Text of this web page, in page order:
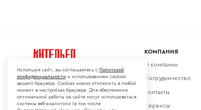
Мы в социальных сетях:
КОМПАНИЯ
О компании
Сотрудничество
Контакты
Сервисы
Используя сайт, вы соглашаетесь с Политикой
конфиденциальности и использованием cookies
вашего браузера. Cookies можно отключить в любой
момент в настройках браузера. Для обеспечения
оптимальной работы на сайте могут использоваться
системы веб-аналитики (в том числе